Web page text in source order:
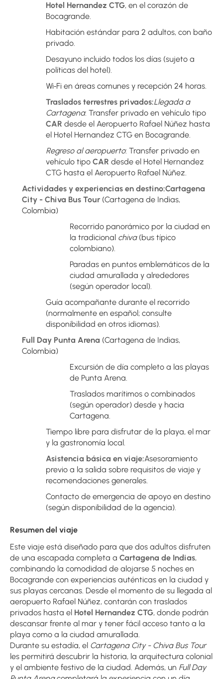
Hotel Hernandez CTG, en el corazón de
Bocagrande.
Habitación estándar para 2 adultos, con baño
privado.
Desayuno incluido todos los días (sujeto a
políticas del hotel).
Wi‑Fi en áreas comunes y recepción 24 horas.
Traslados terrestres privados:Llegada a
Cartagena
CAR desde el Aeropuerto Rafael Núñez hasta
el Hotel Hernandez CTG en Bocagrande.
Regreso al aeropuerto: Transfer privado en
vehículo tipo CAR desde el Hotel Hernandez
CTG hasta el Aeropuerto Rafael Núñez.
Actividades y experiencias en destino:Cartagena
City - Chiva Bus Tour (Cartagena de Indias,
Colombia)
Recorrido panorámico por la ciudad en
la tradicional chiva (bus típico
colombiano).
Paradas en puntos emblemáticos de la
ciudad amurallada y alrededores
(según operador local).
Guía acompañante durante el recorrido
(normalmente en español; consulte
disponibilidad en otros idiomas).
Full Day Punta Arena (Cartagena de Indias,
Colombia)
Excursión de día completo a las playas
de Punta Arena.
Traslados marítimos o combinados
(según operador) desde y hacia
Cartagena.
Tiempo libre para disfrutar de la playa, el mar
y la gastronomía local.
Asistencia básica en viaje:Asesoramiento
previo a la salida sobre requisitos de viaje y
recomendaciones generales.
Contacto de emergencia de apoyo en destino
(según disponibilidad de la agencia).
Resumen del viaje
Este viaje está diseñado para que dos adultos disfruten
de una escapada completa a Cartagena de Indias,
combinando la comodidad de alojarse 5 noches en
Bocagrande con experiencias auténticas en la ciudad y
sus playas cercanas. Desde el momento de su llegada al
aeropuerto Rafael Núñez, contarán con traslados
privados hasta el Hotel Hernandez CTG, donde podrán
descansar frente al mar y tener fácil acceso tanto a la
playa como a la ciudad amurallada.
Durante su estadía, el Cartagena City - Chiva Bus Tour
les permitirá descubrir la historia, la arquitectura colonial
y el ambiente festivo de la ciudad. Además, un Full Day